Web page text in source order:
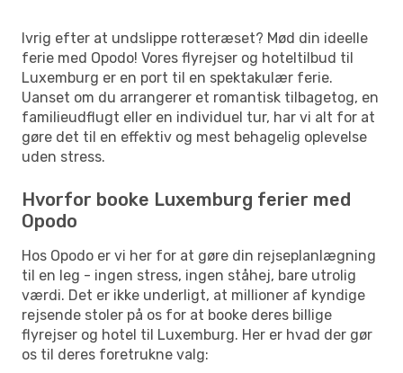
Ivrig efter at undslippe rotteræset? Mød din ideelle
ferie med Opodo! Vores flyrejser og hoteltilbud til
Luxemburg er en port til en spektakulær ferie.
Uanset om du arrangerer et romantisk tilbagetog, en
familieudflugt eller en individuel tur, har vi alt for at
gøre det til en effektiv og mest behagelig oplevelse
uden stress.
Hvorfor booke Luxemburg ferier med
Opodo
Hos Opodo er vi her for at gøre din rejseplanlægning
til en leg - ingen stress, ingen ståhej, bare utrolig
værdi. Det er ikke underligt, at millioner af kyndige
rejsende stoler på os for at booke deres billige
flyrejser og hotel til Luxemburg. Her er hvad der gør
os til deres foretrukne valg: